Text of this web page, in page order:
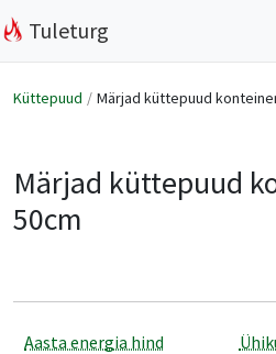
Tuleturg
Küttepuud Märjad küttepuud
Märjad küttepuud
50cm
Aasta energia hind